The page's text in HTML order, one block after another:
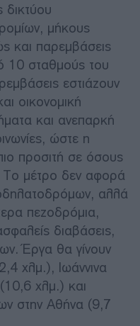
δικτύου
μήκους
και παρεμβάσεις
10 σταθμούς του
εστιάζουν
οικονομική
και ανεπαρκή
ώστε η
προσιτή σε όσους
Το μέτρο δεν αφορά
αλλά
πεζοδρόμια,
διαβάσεις,
Έργα θα γίνουν
χλμ.), Ιωάννινα
χλμ.) και
στην Αθήνα (9,7